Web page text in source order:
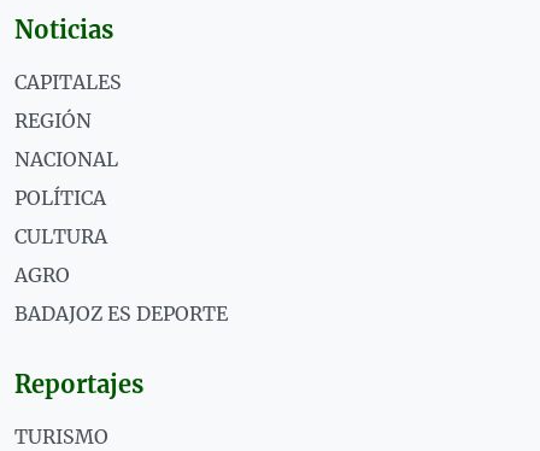
Noticias
CAPITALES
REGIÓN
NACIONAL
POLÍTICA
CULTURA
AGRO
BADAJOZ ES DEPORTE
Reportajes
TURISMO